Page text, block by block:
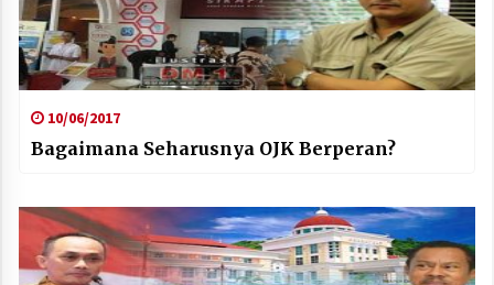
10/06/2017
Bagaimana Seharusnya OJK Berperan?